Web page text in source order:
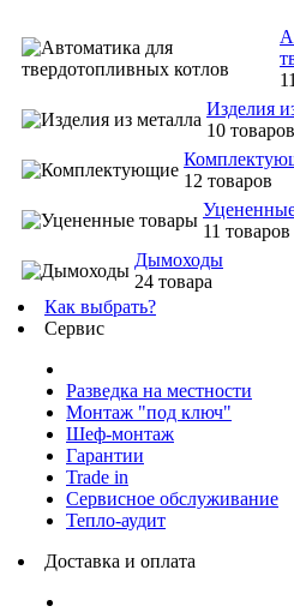
Изделия
10 товаров
12 товаров
11 товаров
Дымоходы
24 товара
Как выбрать?
Сервис
Разведка на местности
Монтаж "под ключ"
Шеф-монтаж
Гарантии
Trade in
Сервисное обслуживание
Тепло-аудит
Доставка и оплата